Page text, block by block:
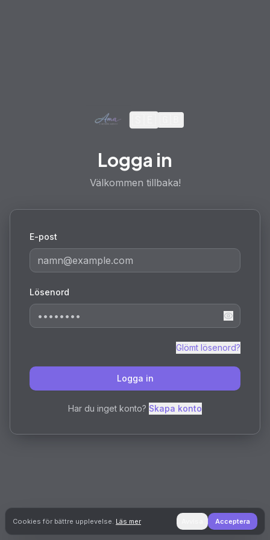
Logga in
Välkommen tillbaka!
E-post
Lösenord
Glömt lösenord?
Logga in
Har du inget konto? Skapa konto
Cookies för bättre upplevelse. Läs mer Acceptera